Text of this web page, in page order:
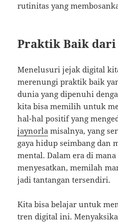
rutinitas yang
Praktik Baik
Menelusuri jejak digital
merenungi praktik baik
dunia yang dipenuhi
kita bisa memilih untuk
hal-hal positif yang
jaynorla misalnya, yang
gaya hidup seimbang dan
mental. Dalam era di
menyesatkan, memilah
jadi tantangan tersendiri.
Kita bisa belajar untuk
tren digital ini.